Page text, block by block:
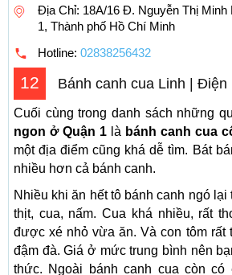
Địa Chỉ: 18A/16 Đ. Nguyễn Thị Minh
1, Thành phố Hồ Chí Minh
Hotline: 02838256432
12 Bánh canh cua Linh | Điện
Cuối cùng trong danh sách những
ngon ở Quận 1 là bánh canh cua
một địa điểm cũng khá dễ tìm. Bát
nhiều hơn cả bánh canh.
Nhiều khi ăn hết tô bánh canh ngó lại
thịt, cua, nấm. Cua khá nhiều, rất
được xé nhỏ vừa ăn. Và con tôm rất
đậm đà. Giá ở mức trung bình nên
thức. Ngoài bánh canh cua còn có